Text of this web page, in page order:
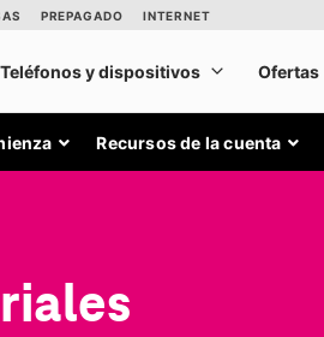
Recursos de la cuenta